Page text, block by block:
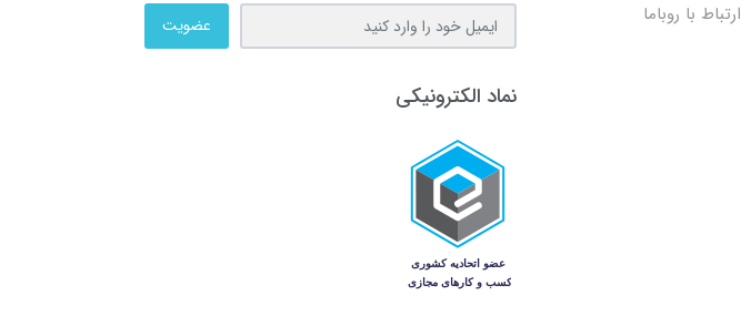
ارتباط با روباما
عضویت
نماد الکترونیکی